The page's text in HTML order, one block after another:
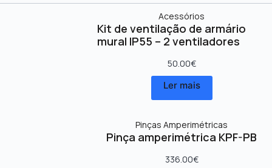
Acessórios
Kit de ventilação de armário
mural IP55 – 2 ventiladores
50.00€
Ler mais
Pinças Amperimétricas
Pinça amperimétrica KPF-PB
336.00€